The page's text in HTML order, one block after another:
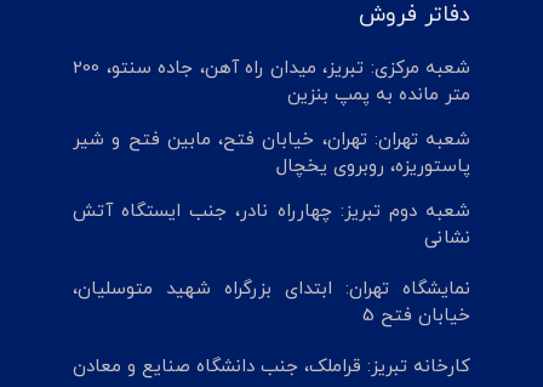
دفاتر فروش
شعبه مرکزی: تبریز، میدان راه آهن، جاده سنتو، 200
متر مانده به پمپ بنزین
شعبه تهران: تهران، خیابان فتح، مابین فتح و شیر
پاستوریزه، روبروی یخچال
شعبه دوم تبریز: چهارراه نادر، جنب ایستگاه آتش
نشانی
نمایشگاه تهران: ابتدای بزرگراه شهید متوسلیان،
خیابان فتح 5
کارخانه تبریز: قراملک، جنب دانشگاه صنایع و معادن